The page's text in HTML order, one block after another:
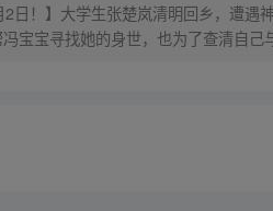
2日！】大学生张楚岚清明回乡，遭
宝宝寻找她的身世，也为了查清自己